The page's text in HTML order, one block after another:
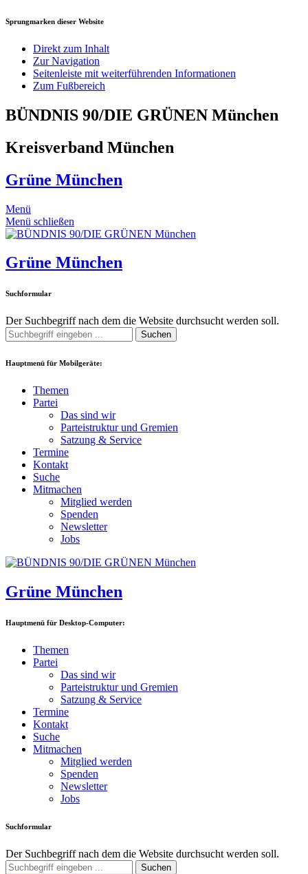
Sprungmarken dieser Website
Direkt zum Inhalt
Zur Navigation
Seitenleiste mit weiterführenden Informationen
Zum Fußbereich
BÜNDNIS 90/DIE GRÜNEN München
Kreisverband München
Grüne München
Menü
Menü schließen
Grüne München
Suchformular
Der Suchbegriff nach dem die Website durchsucht werden soll.
Suchen
Hauptmenü für Mobilgeräte:
Themen
Partei
Das sind wir
Parteistruktur und Gremien
Satzung & Service
Termine
Kontakt
Suche
Mitmachen
Mitglied werden
Spenden
Newsletter
Jobs
Grüne München
Hauptmenü für Desktop-Computer:
Themen
Partei
Das sind wir
Parteistruktur und Gremien
Satzung & Service
Termine
Kontakt
Suche
Mitmachen
Mitglied werden
Spenden
Newsletter
Jobs
Suchformular
Der Suchbegriff nach dem die Website durchsucht werden soll.
Suchen